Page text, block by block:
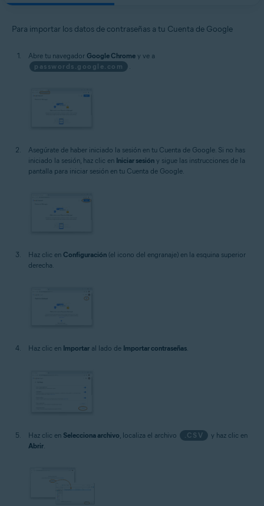
Para importar los datos de contraseñas a tu Cuenta de Google
Abre tu navegador Google Chrome y ve a
passwords.google.com
Asegúrate de haber iniciado la sesión en tu Cuenta de Google. Si no has
iniciado la sesión, haz clic en Iniciar sesión y sigue las instrucciones de la
pantalla para iniciar sesión en tu Cuenta de Google.
Haz clic en Configuración (el icono del engranaje) en la esquina superior
derecha.
Haz clic en Importar al lado de Importar contraseñas.
Haz clic en Selecciona archivo, localiza el archivo .CSV
y haz clic en
Abrir.